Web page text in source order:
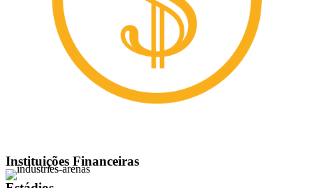
Instituições Financeiras